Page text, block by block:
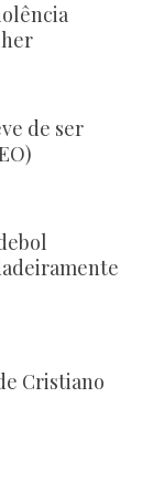
de ser
Cristiano